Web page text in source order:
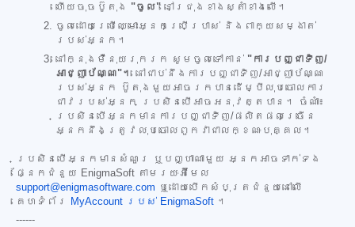
ហើយចុចប៊ូតុង "ចូល" នៅជ្រុងខាងស្តាំខាងលើ។
ចូលដោយប្រើឈ្មោះអ្នកប្រើប្រាស់ និងពាក្យសម្ងាត់
របស់អ្នក។
នៅក្នុងម៉ឺនុយរុករក សូមចូលទៅកាន់ "ការបញ្ជាទិញ/
អាជ្ញាប័ណ្ណ"។ នៅជាប់នឹងការបញ្ជាទិញ/អាជ្ញាប័ណ្ណ
របស់អ្នក ប៊ូតុងមួយអាចរកបានដើម្បីលុបចោលការ
ជាវរបស់អ្នក ប្រសិនបើអាចអនុវត្តបាន។ ចំណាំ៖
ប្រសិនបើអ្នកមានការបញ្ជាទិញ/ផលិតផលច្រើន
អ្នកនឹងត្រូវលុបចោលពួកវាជាលក្ខណៈបុគ្គល។
ប្រសិនបើអ្នកមានសំណួរ ឬបញ្ហាណាមួយ អ្នកអាចទាក់ទង
ផ្នែកជំនួយ EnigmaSoft តាមរយៈអ៊ីមែល
support@enigmasoftware.com ឬដោយបើកសំបុត្រជំនួយនៅលើ
គេហទំព័រ
MyAccount របស់ EnigmaSoft ។
------